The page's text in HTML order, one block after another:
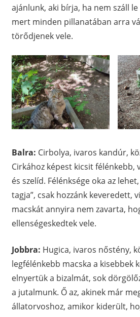
ajánlunk, aki bírja, ha nem száll
mert minden pillanatában arra
törődjenek vele.
Balra: Cirbolya, ivaros kandúr,
Cirkához képest kicsit félénkebb,
és szelíd. Félénksége oka az
tagja”, csak hozzánk keveredett,
macskát annyira nem zavarta,
ellenségeskedtek vele.
Jobbra: Hugica, ivaros nőstény,
legfélénkebb macska a kisebbek
elnyertük a bizalmát, sok
a jutalmunk. Ő az, akinek már
állatorvoshoz, amikor kiderült,